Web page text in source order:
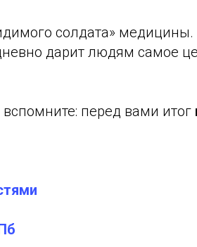
солдата» медицины.
дарит людям самое
перед вами итог